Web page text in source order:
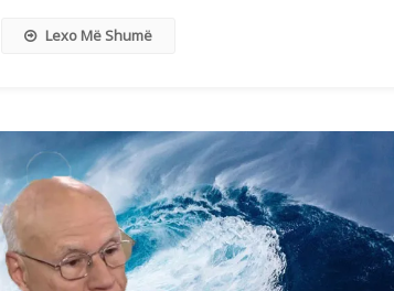
Lexo Më Shumë